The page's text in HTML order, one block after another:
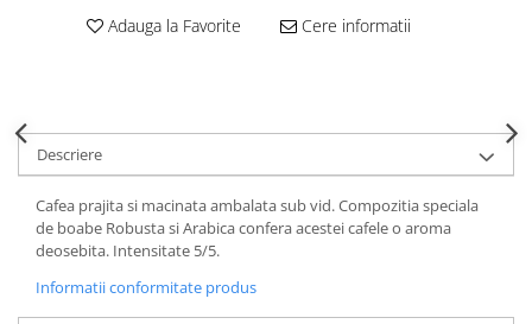
Adauga la Favorite Cere informatii
Descriere
Cafea prajita si macinata ambalata sub vid. Compozitia speciala
de boabe Robusta si Arabica confera acestei cafele o aroma
deosebita. Intensitate 5/5.
Informatii conformitate produs